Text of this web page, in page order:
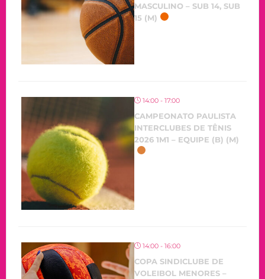
MASCULINO – SUB 14, SUB
15 (M)
14:00 - 17:00
CAMPEONATO PAULISTA
INTERCLUBES DE TÊNIS
2026 1M1 – EQUIPE (B) (M)
14:00 - 16:00
COPA SINDICLUBE DE
VOLEIBOL MENORES –